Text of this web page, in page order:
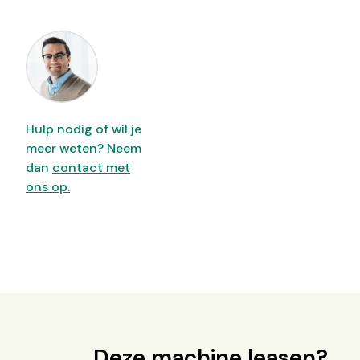
Hulp nodig of wil je
meer weten? Neem
dan contact met
ons op.